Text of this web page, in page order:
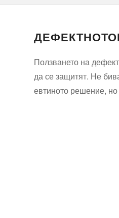
Ползването на
да се защитят. Не
евтиното решение,